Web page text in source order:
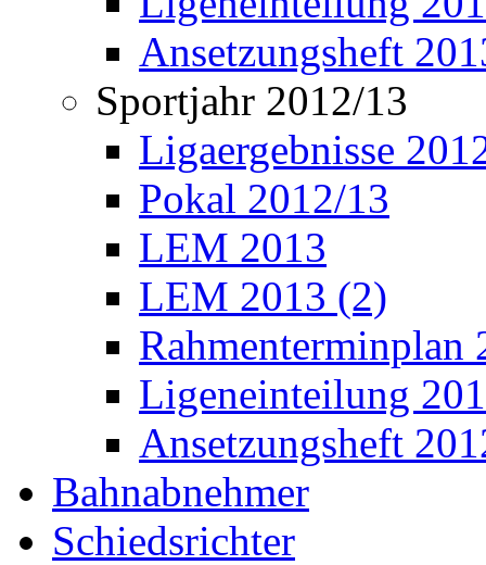
Ansetzungsheft
Sportjahr 2012/13
Ligaergebnisse
Pokal 2012/13
LEM 2013
LEM 2013 (2)
Rahmenterminplan
Ligeneinteilung
Ansetzungsheft
Bahnabnehmer
Schiedsrichter